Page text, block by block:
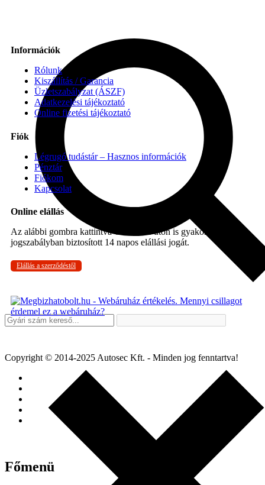
Információk
Rólunk
Kiszállítás / Garancia
Üzletszabályzat (ÁSZF)
Adatkezelési tájékoztató
Online fizetési tájékoztató
Fiók
Légrugó tudástár – Hasznos információk
Pénztár
Fiókom
Kapcsolat
Online elállás
Az alábbi gombra kattintva Ön online úton is gyakorolhatja a
jogszabályban biztosított 14 napos elállási jogát.
Elállás a szerződéstől
Copyright © 2014-2025 Autosec Kft. - Minden jog fenntartva!
Főmenü